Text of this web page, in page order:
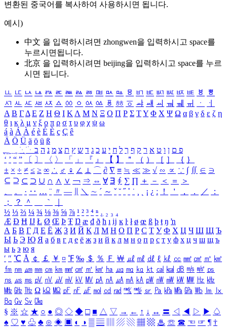
변환된 중국어를 복사하여 사용하시면 됩니다.
예시)
中文 을 입력하시려면 zhongwen을 입력하시고 space를
누르시면됩니다.
北京 을 입력하시려면 beijing을 입력하시고 space를 누르
시면 됩니다.
ㅥ ㅦ ㅧ ㅨ ㅩ ㅪ ㅫ ㅬ ㅭ ㅮ ㅯ ㅰ ㅱ ㅲ ㅳ ㅴ ㅵ ㅶ ㅷ ㅸ
ㅹ
ㅺ ㅻ ㅼ ㅽ ㅾ ㅿ ㆀ ㆁ ㆂ ㆃ ㆄ ㆅ ㆆ ㆇ ㆈ ㆉ ㆊ ㆋ ㆌ ㆍ
ㆎ
Α Β ΓΔ Ε Ζ Η Θ Ι ΚΛ Μ Ν Ξ Ο Π Ρ Σ ΤΥ Φ Χ Ψ Ω α β γ δ ε ζ η
θ ι κ λ μ ν ξ ο π ρ σ τ υ φ χ ψ ω
á à Á À é è É È ç Ç ê
Ä Ö Ü ä ö ü ß
ִֶֹ ֻּ ׁׂ פ ם ן ו ט א ר ק ף ך ל ח י ע כ ג ד ש ץ ת צ מ נ ה ב
‘ ’ “ ” 〔 〕 〈 〉 「 」 『 』 【 】 ＂ （ ） ［ ］ ｛ ｝
± × ÷ ≠ ≤ ≥ ∞ ∴ ♂ ♀ ∠ ⊥ ⌒ ∂ ∇ ≡ ≒ ≪ ≫ √ ∽ ∝ ∵ ∫ ∬ ∈ ∋
⊆ ⊇ ⊂ ⊃ ∪ ∩ ∧ ∨ ￢ ⇒ ⇔ ∀ ∃ ∮ ∑ ∏ ＋ － ＜ ＝
＞
、
。 · ‥ … ¨ 〃 ― ＼ ∼ ´ ～ ˇ ˘ ˝ ˚ ˙ ¸ ¡ ¿ ː ！ ＇ ， ． ／
：
；
？ ＾ ｀
½ ⅓ ⅔ ¼ ¾ ⅛ ⅜ ⅝ ⅞ ¹ ² ³ ⁴ ⁿ ₁ ₂ ₃ ₄
Æ Ð Ħ Ĳ Ł Ø Œ Þ Ŧ Ŋ æ đ ð ħ ı ĳ ĸ ŀ ł ø œ ß þ ŧ ŋ ŉ
А Б В Г Д Е Ё Ж З И Й К Л М Н О П Р С Т У Ф Х Ц Ч Ш Щ Ъ
Ы Ь Э Ю Я а б в г д е ё ж з и й к л м н о п р с т у ф х ц ч ш щ ъ
ы ь э ю я
′ ″ ℃ Å ￠ ￡ ￥ ¤ ℉ ‰ ＄ ％ Ｆ ￦ ㎕ ㎖ ㎗ ℓ ㎘ ㏄ ㎣ ㎤ ㎥ ㎦
㎙ ㎚ ㎛ ㎜ ㎝ ㎞ ㎟ ㎠ ㎡ ㎢ ㏊ ㎍ ㎎ ㎏ ㏏ ㎈ ㎉ ㏈ ㎧ ㎨ ㎰
㎱ ㎲ ㎳ ㎴ ㎵ ㎶ ㎷ ㎸ ㎹ ㎀ ㎁ ㎂ ㎃ ㎄ ㎺ ㎻ ㎽ ㎾ ㎿ ㎐ ㎑
㎒ ㎓ ㎔ Ω ㏀ ㏁ ㎊ ㎋ ㎌ ㏖ ㏅ ㎭ ㎮ ㎯ ㏛ ㎩ ㎪ ㎫ ㎬ ㏝ ㏐
㏓
㏃ ㏉ ㏜ ㏆
§ ※ ☆ ★ ○ ● ◎ ◇ ◆ □ ■ △ ▽ → ← ↑ ↓ ↔ 〓 ◁ ◀ ▷ ▶ ♤
♠ ♡ ♥ ♧ ♣ ⊙ ◈ ▣ ◐ ◑ ▒ ▤ ▨ ▧ ▦ ▩ ♨ ☏ ☎ ☜ ☞ ¶ †